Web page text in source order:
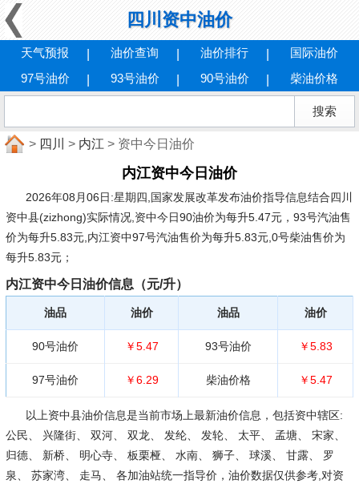
四川资中油价
天气预报 油价查询 油价排行
国际油价
97号油价
93号油价 90号油价 柴油价格
> 四川 > 内江 > 资中今日油价
内江资中今日油价
2026年08月06日:星期四 ,国家发展改革发布油价指导信息结合四川
资中县(zizhong)实际情况,资中今日90油价为每升5.47元，93号汽油售
价为每升5.83元,内江资中97号汽油售价为每升5.83元,0号柴油售价为
每升5.83元；
内江资中今日油价信息（元/升）
油品 油价 油品 油价
90号油价 ￥5.47 93号油价 ￥5.83
97号油价 ￥6.29 柴油价格 ￥5.47
以上资中县油价信息是当前市场上最新油价信息，包括资中辖区:
公民、 兴隆街、 双河、 双龙、 发纶、 发轮、 太平、 孟塘、 宋家、
归德、 新桥、 明心寺、 板栗桠、 水南、 狮子、 球溪、 甘露、 罗
泉、 苏家湾、 走马、 各加油站统一指导价，油价数据仅供参考,对资